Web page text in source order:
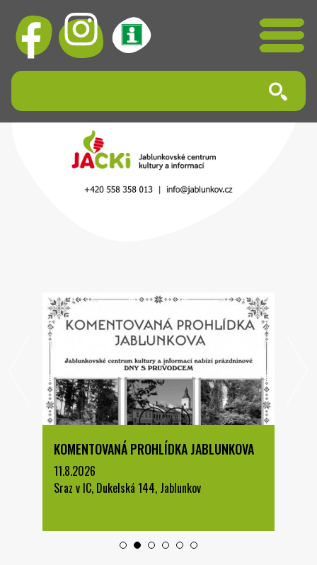
KOMENTOVANÁ PROHLÍDKA JABLUNKOVA
11.8.2026
Sraz v IC, Dukelská 144, Jablunkov